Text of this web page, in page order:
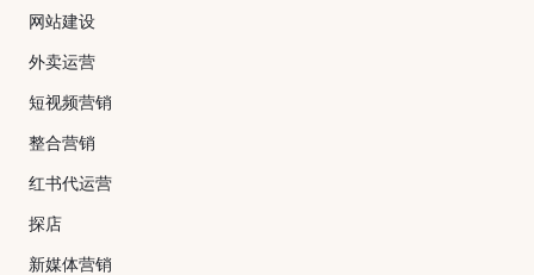
网站建设
外卖运营
短视频营销
整合营销
红书代运营
探店
新媒体营销